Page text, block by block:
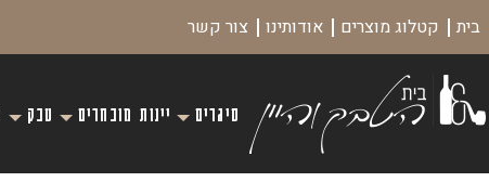
בית קטלוג מוצרים אודותינו צור קשר
סיגרים יינות מובחרים טבק